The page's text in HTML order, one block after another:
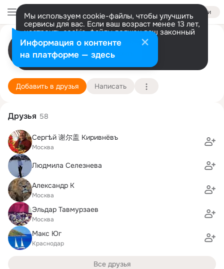
Войти
Мы используем cookie-файлы, чтобы улучшить
сервисы для вас. Если ваш возраст менее 13 лет,
настроить cookie-файлы должен ваш законный
представитель. Больше информации
Разрешить все Настроить
Константин Жук
Сочи 15 июня (45 лет)
Подробнее
Добавить в друзья Написать
Друзья 58
Сергѣй 谢尔盖 Киривнёвъ
Москва
Людмила Селезнева
Александр К
Москва
Эльдар Тавмурзаев
Москва
Макс Юг
Краснодар
Все друзья
Информация о контенте
на платформе — здесь